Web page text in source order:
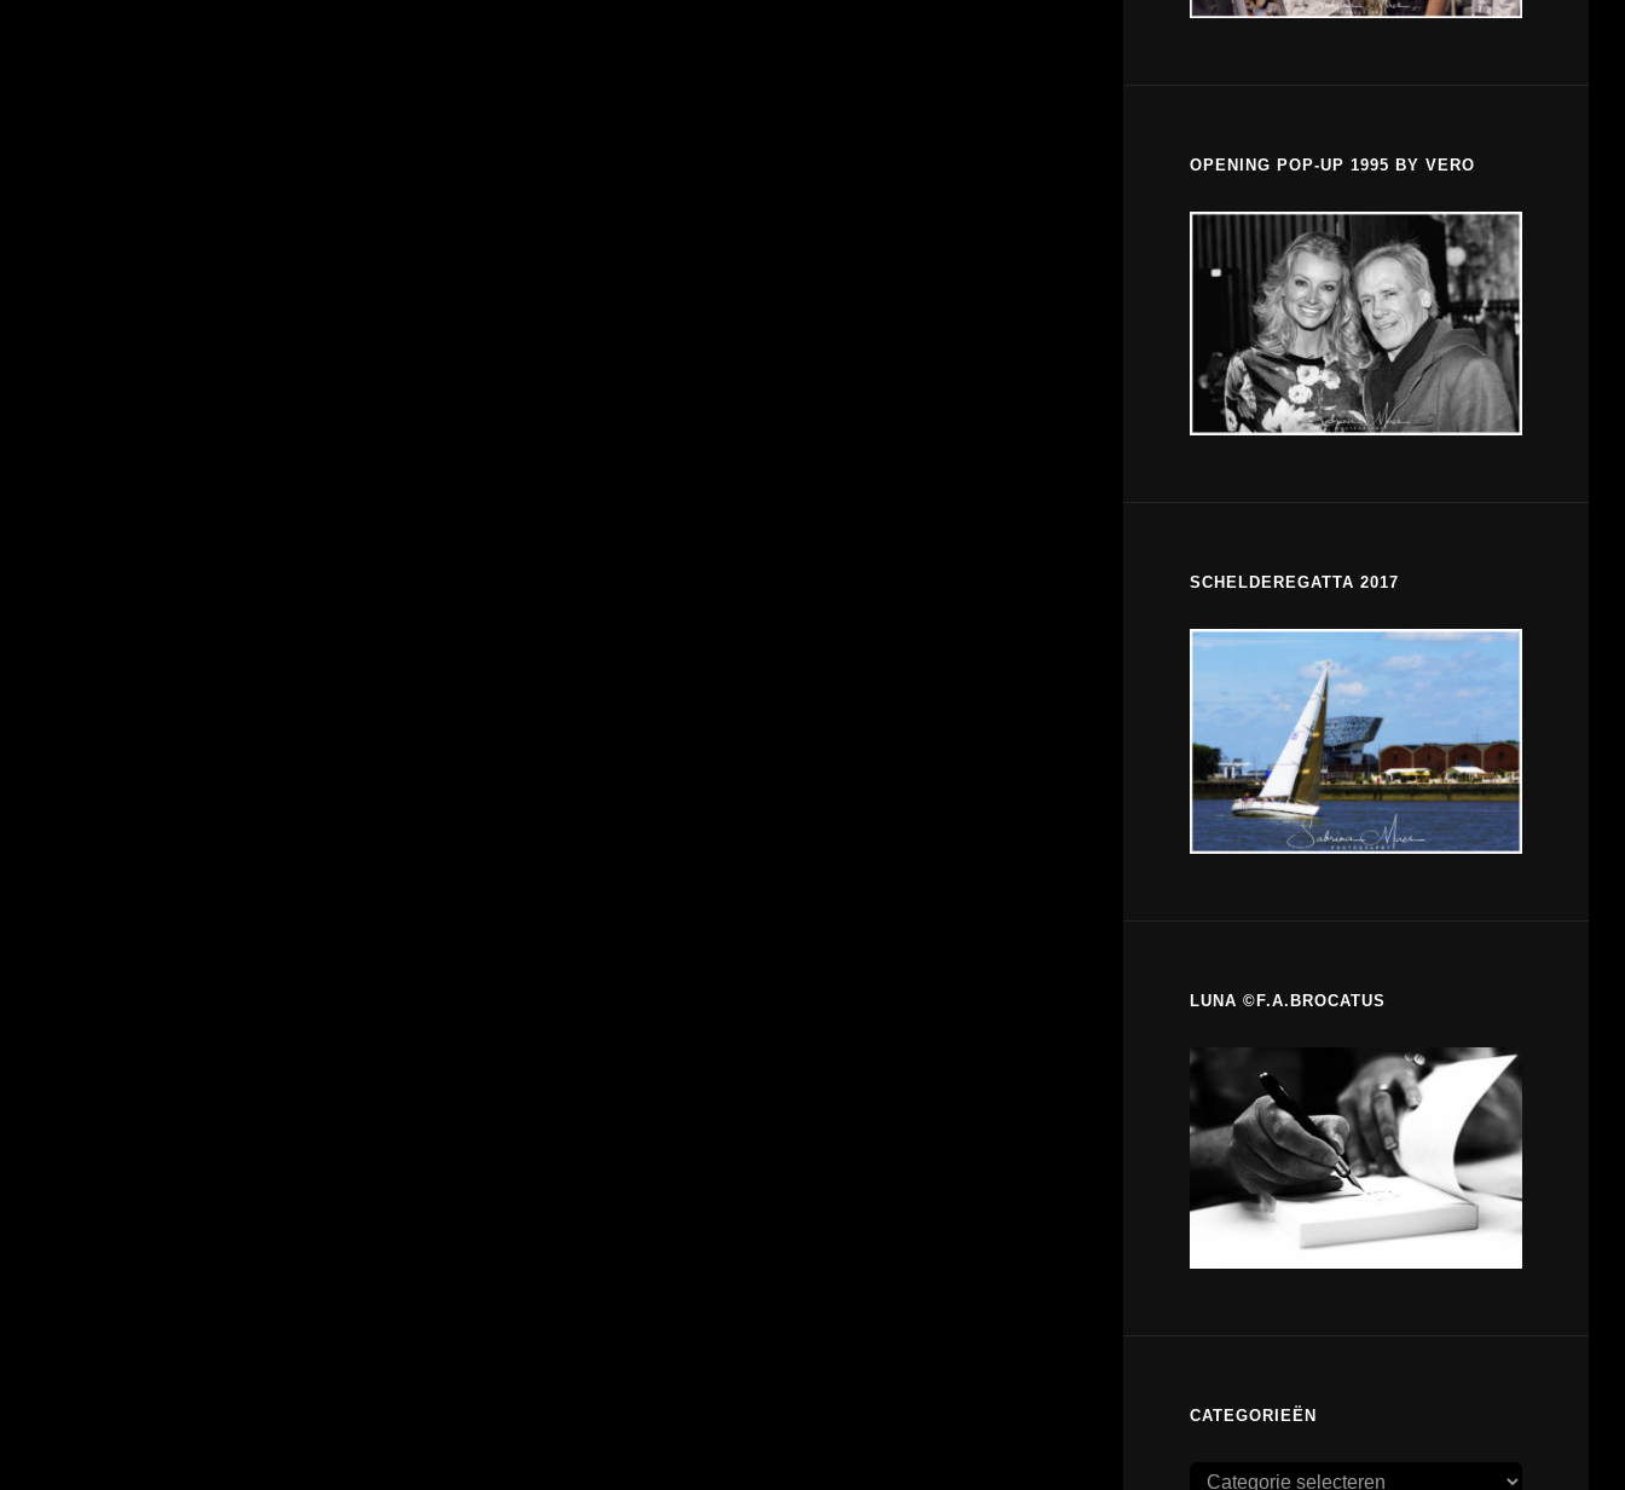
OPENING POP-UP 1995 BY VERO
SCHELDEREGATTA 2017
LUNA ©F.A.BROCATUS
CATEGORIEËN
Categorieën